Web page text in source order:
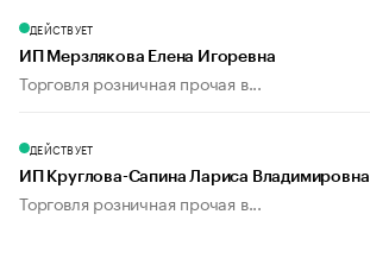
ДЕЙСТВУЕТ
ИП Мерзлякова Елена Игоревна
Торговля розничная прочая в...
ДЕЙСТВУЕТ
ИП Круглова-Сапина Лариса Владимировна
Торговля розничная прочая в...